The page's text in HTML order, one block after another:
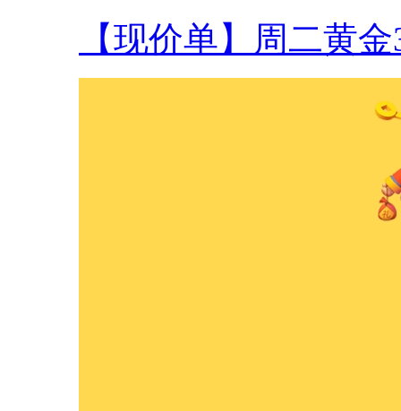
【现价单】周二黄金